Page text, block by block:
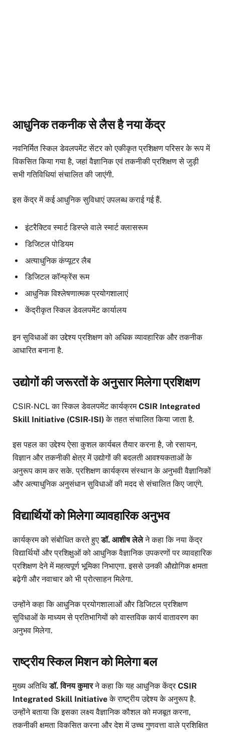
आधुनिक तकनीक से लैस है नया केंद्र
नवनिर्मित स्किल डेवलपमेंट सेंटर को एकीकृत प्रशिक्षण परिसर के रूप में
विकसित किया गया है, जहां वैज्ञानिक एवं तकनीकी प्रशिक्षण से जुड़ी
सभी गतिविधियां संचालित की जाएंगी.
इस केंद्र में कई आधुनिक सुविधाएं उपलब्ध कराई गई हैं.
इंटरैक्टिव स्मार्ट डिस्प्ले वाले स्मार्ट क्लासरूम
डिजिटल पोडियम
अत्याधुनिक कंप्यूटर लैब
डिजिटल कॉन्फ्रेंस रूम
आधुनिक विश्लेषणात्मक प्रयोगशालाएं
केंद्रीकृत स्किल डेवलपमेंट कार्यालय
इन सुविधाओं का उद्देश्य प्रशिक्षण को अधिक व्यावहारिक और तकनीक
आधारित बनाना है.
उद्योगों की जरूरतों के अनुसार मिलेगा प्रशिक्षण
CSIR-NCL का स्किल डेवलपमेंट कार्यक्रमCSIR Integrated
Skill Initiative (CSIR-ISI) के तहत संचालित किया जाता है.
इस पहल का उद्देश्य ऐसा कुशल कार्यबल तैयार करना है, जो रसायन,
विज्ञान और तकनीकी क्षेत्र में उद्योगों की बदलती आवश्यकताओं के
अनुरूप काम कर सके. प्रशिक्षण कार्यक्रम संस्थान के अनुभवी वैज्ञानिकों
और अत्याधुनिक अनुसंधान सुविधाओं की मदद से संचालित किए जाएंगे.
विद्यार्थियों को मिलेगा व्यावहारिक अनुभव
कार्यक्रम को संबोधित करते हुएडॉ. आशीष लेलेने कहा कि नया केंद्र
विद्यार्थियों और प्रशिक्षुओं को आधुनिक वैज्ञानिक उपकरणों पर व्यावहारिक
प्रशिक्षण देने में महत्वपूर्ण भूमिका निभाएगा. इससे उनकी औद्योगिक क्षमता
बढ़ेगी और नवाचार को भी प्रोत्साहन मिलेगा.
उन्होंने कहा कि आधुनिक प्रयोगशालाओं और डिजिटल प्रशिक्षण
सुविधाओं के माध्यम से प्रतिभागियों को वास्तविक कार्य वातावरण का
अनुभव मिलेगा.
राष्ट्रीय स्किल मिशन को मिलेगा बल
मुख्य अतिथिडॉ. विनय कुमारने कहा कि यह आधुनिक केंद्रCSIR
Integrated Skill Initiativeके राष्ट्रीय उद्देश्य के अनुरूप है.
उन्होंने बताया कि इसका लक्ष्य वैज्ञानिक कौशल को मजबूत करना,
तकनीकी क्षमता विकसित करना और देश में उच्च गुणवत्ता वाले प्रशिक्षित